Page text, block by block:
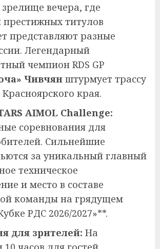
вечера, где
престижных титулов
представляют разные
Легендарный
чемпион RDS GP
Чивчян штурмует трассу
края.
AIMOL Challenge:
соревнования для
Сильнейшие
за уникальный главный
техническое
и место в составе
команды на грядущем
РДС 2026/2027»**.
для зрителей: На